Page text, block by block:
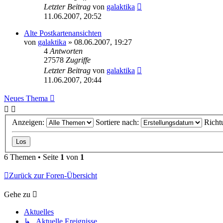
Letzter Beitrag von galaktika
11.06.2007, 20:52
Alte Postkartenansichten
von galaktika » 08.06.2007, 19:27
4 Antworten
27578 Zugriffe
Letzter Beitrag von galaktika
11.06.2007, 20:44
Neues Thema
Anzeigen: Sortiere nach:
6 Themen • Seite 1 von 1
Zurück zur Foren-Übersicht
Gehe zu
Aktuelles